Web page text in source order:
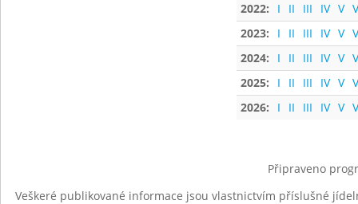
2022:
I II III IV V
2023:
I II III IV V
2024:
I II III IV V
2025:
I II III IV V
2026:
I II III IV V
Připraveno
Veškeré publikované informace jsou vlastnictvím příslušné